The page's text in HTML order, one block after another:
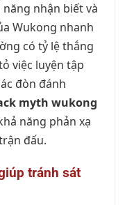
nhận biết và
Wukong nhanh
có tỷ lệ thắng
việc luyện tập
đòn đánh
myth wukong
năng phản xạ
đấu.
tránh sát